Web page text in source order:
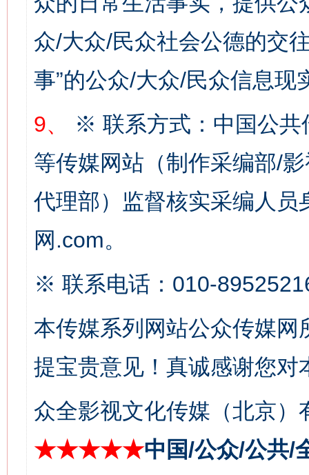
众/大众/民众社会公德的交
事”的公众/大众/民众信息现
9、
※ 联系方式：中国公共
等传媒网站（制作采编部/
代理部）监督核实采编人员
网.com。
※ 联系电话：010-
本传媒系列网站公众传媒
提宝贵意见！真诚感谢您
众全影视文化传媒（北京）
★★★★★中国/公众/公共/
习近平的博鳌关键词
魏明亮
揭批美国五大"原罪" "